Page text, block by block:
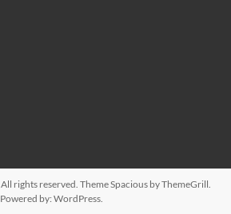
. All rights reserved. ThemeSpacious by ThemeGrill.
Powered by:WordPress